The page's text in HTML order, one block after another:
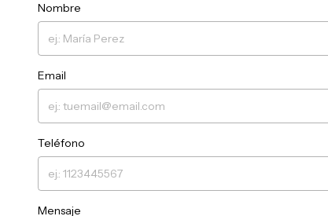
Nombre
Email
Teléfono
Mensaje